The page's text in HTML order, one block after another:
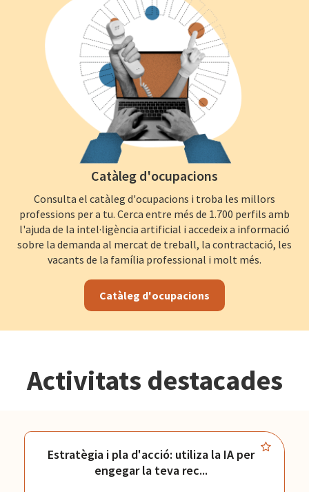
Catàleg d'ocupacions
Consulta el catàleg d'ocupacions i troba les millors
professions per a tu. Cerca entre més de 1.700 perfils amb
l'ajuda de la intel·ligència artificial i accedeix a informació
sobre la demanda al mercat de treball, la contractació, les
vacants de la família professional i molt més.
Catàleg d'ocupacions
Activitats destacades
Estratègia i pla d'acció: utiliza la IA per
engegar la teva rec...